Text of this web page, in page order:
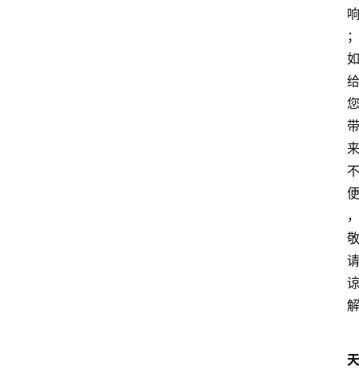
响
；
如
给
您
带
来
不
便
，
敬
请
谅
解
天